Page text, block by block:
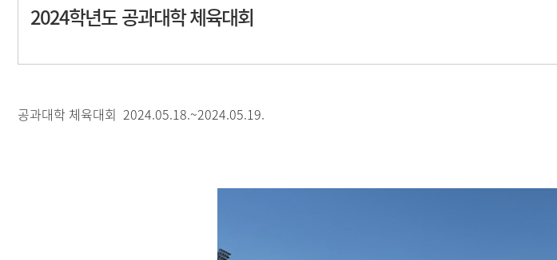
부가정보
학과 유튜브
2024학년도 공과대학 체육대회
공과대학 체육대회 2024.05.18.~2024.05.19.